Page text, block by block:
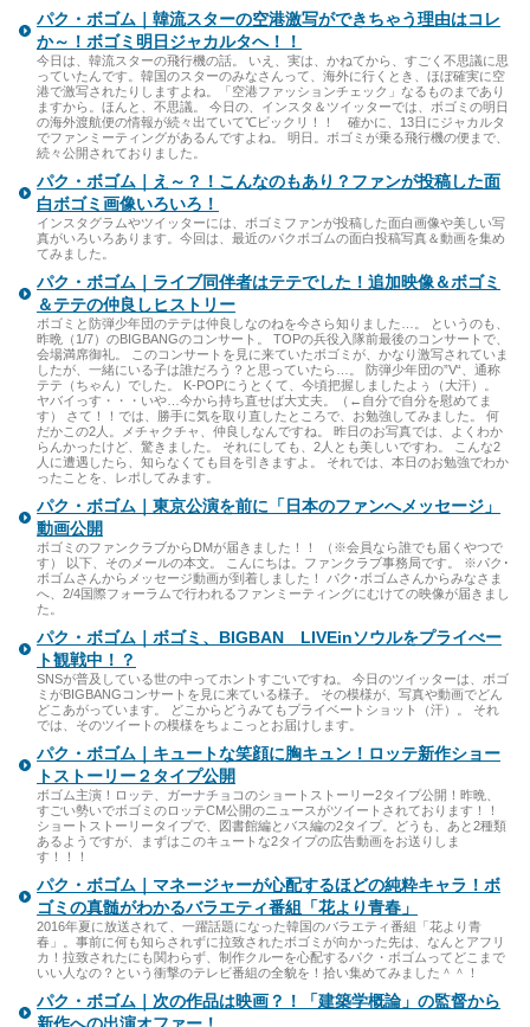
パク・ボゴム｜韓流スターの空港激写ができちゃう理由はコレ
か～！ボゴミ明日ジャカルタへ！！
今日は、韓流スターの飛行機の話。 いえ、実は、かねてから、すごく不思議に思
っていたんです。韓国のスターのみなさんって、海外に行くとき、ほぼ確実に空
港で激写されたりしますよね。「空港ファッションチェック」なるものまであり
ますから。ほんと、不思議。 今日の、インスタ＆ツイッターでは、ボゴミの明日
の海外渡航便の情報が続々出ていて℃ビックリ！！ 確かに、13日にジャカルタ
でファンミーティングがあるんですよね。 明日。ボゴミが乗る飛行機の便まで、
続々公開されておりました。
パク・ボゴム｜え～？！こんなのもあり？ファンが投稿した面
白ボゴミ画像いろいろ！
インスタグラムやツイッターには、ボゴミファンが投稿した面白画像や美しい写
真がいろいろあります。今回は、最近のパクボゴムの面白投稿写真＆動画を集め
てみました。
パク・ボゴム｜ライブ同伴者はテテでした！追加映像＆ボゴミ
＆テテの仲良しヒストリー
ボゴミと防弾少年団のテテは仲良しなのねを今さら知りました…。 というのも、
昨晩（1/7）のBIGBANGのコンサート。 TOPの兵役入隊前最後のコンサートで、
会場満席御礼。 このコンサートを見に来ていたボゴミが、かなり激写されていま
したが、一緒にいる子は誰だろう？と思っていたら…。 防弾少年団の”V“、通称
テテ（ちゃん）でした。 K-POPにうとくて、今頃把握しましたよぅ（大汗）。
ヤバイっす・・・いや…今から持ち直せば大丈夫。（←自分で自分を慰めてま
す） さて！！では、勝手に気を取り直したところで、お勉強してみました。 何
だかこの2人。メチャクチャ、仲良しなんですね。 昨日のお写真では、よくわか
らんかったけど、驚きました。 それにしても、2人とも美しいですわ。 こんな2
人に遭遇したら、知らなくても目を引きますよ。 それでは、本日のお勉強でわか
ったことを、レポしてみます。
パク・ボゴム｜東京公演を前に「日本のファンへメッセージ」
動画公開
ボゴミのファンクラブからDMが届きました！！ （※会員なら誰でも届くやつで
す） 以下、そのメールの本文。 こんにちは。ファンクラブ事務局です。 ※パク･
ボゴムさんからメッセージ動画が到着しました！ パク･ボゴムさんからみなさま
へ、2/4国際フォーラムで行われるファンミーティングにむけての映像が届きまし
た。
パク・ボゴム｜ボゴミ、BIGBAN LIVEinソウルをプライべー
ト観戦中！？
SNSが普及している世の中ってホントすごいですね。 今日のツイッターは、ボゴ
ミがBIGBANGコンサートを見に来ている様子。 その模様が、写真や動画でどん
どこあがっています。 どこからどうみてもプライベートショット（汗）。 それ
では、そのツイートの模様をちょこっとお届けします。
パク・ボゴム｜キュートな笑顔に胸キュン！ロッテ新作ショー
トストーリー２タイプ公開
ボゴム主演！ロッテ、ガーナチョコのショートストーリー2タイプ公開！昨晩、
すごい勢いでボゴミのロッテCM公開のニュースがツイートされております！！
ショートストーリータイプで、図書館編とバス編の2タイプ。どうも、あと2種類
あるようですが、まずはこのキュートな2タイプの広告動画をお送りしま
す！！！
パク・ボゴム｜マネージャーが心配するほどの純粋キャラ！ボ
ゴミの真髄がわかるバラエティ番組「花より青春」
2016年夏に放送されて、一躍話題になった韓国のバラエティ番組「花より青
春」。事前に何も知らされずに拉致されたボゴミが向かった先は、なんとアフリ
カ！拉致されたにも関わらず、制作クルーを心配するパク・ボゴムってどこまで
いい人なの？という衝撃のテレビ番組の全貌を！拾い集めてみました＾＾！
パク・ボゴム｜次の作品は映画？！「建築学概論」の監督から